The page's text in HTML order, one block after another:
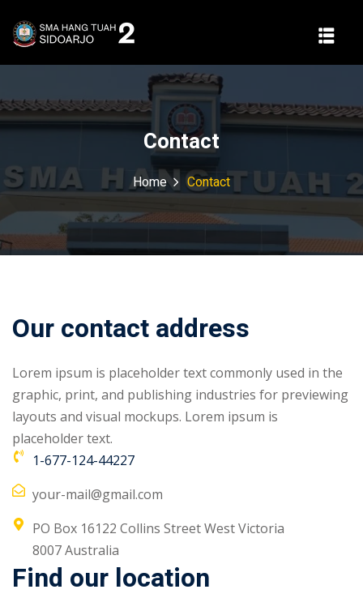
Contact
Home Contact
Our contact address
Lorem ipsum is placeholder text commonly used in the
graphic, print, and publishing industries for previewing
layouts and visual mockups. Lorem ipsum is
placeholder text.
1-677-124-44227
your-mail@gmail.com
PO Box 16122 Collins Street West Victoria
8007 Australia
Find our location